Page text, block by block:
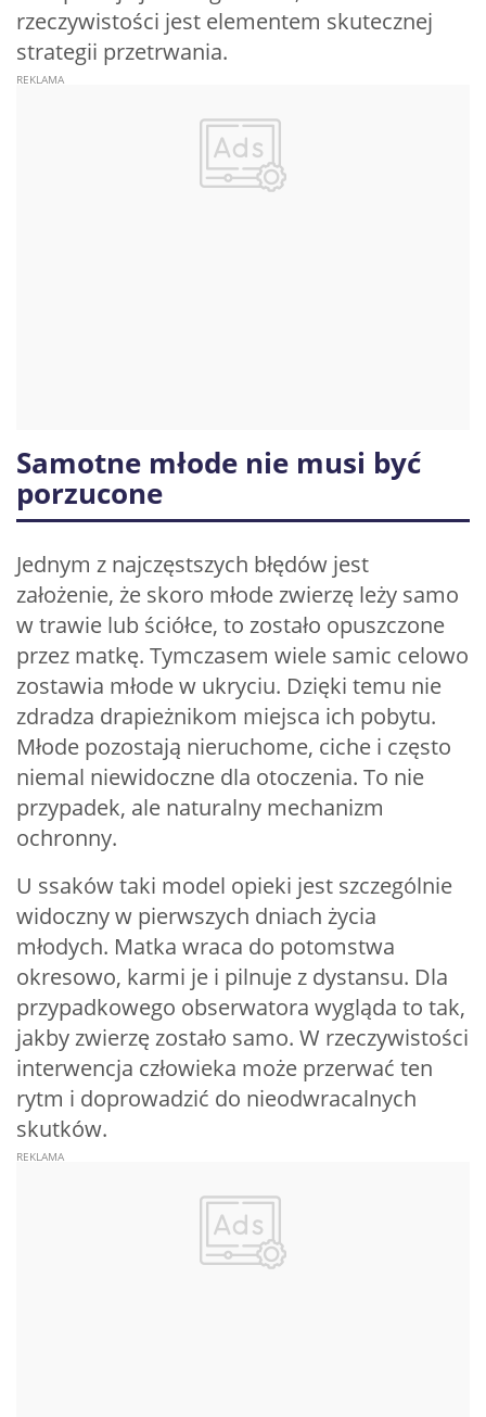
rzeczywistości jest elementem skutecznej
strategii przetrwania.
Samotne młode nie musi być
porzucone
Jednym z najczęstszych błędów jest
założenie, że skoro młode zwierzę leży samo
w trawie lub ściółce, to zostało opuszczone
przez matkę. Tymczasem wiele samic celowo
zostawia młode w ukryciu. Dzięki temu nie
zdradza drapieżnikom miejsca ich pobytu.
Młode pozostają nieruchome, ciche i często
niemal niewidoczne dla otoczenia. To nie
przypadek, ale naturalny mechanizm
ochronny.
U ssaków taki model opieki jest szczególnie
widoczny w pierwszych dniach życia
młodych. Matka wraca do potomstwa
okresowo, karmi je i pilnuje z dystansu. Dla
przypadkowego obserwatora wygląda to tak,
jakby zwierzę zostało samo. W rzeczywistości
interwencja człowieka może przerwać ten
rytm i doprowadzić do nieodwracalnych
skutków.